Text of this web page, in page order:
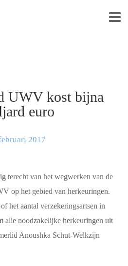
UWV kost bijna
euro
2017
terecht van het wegwerken van de
op het gebied van herkeuringen.
het aantal verzekeringsartsen in
alle noodzakelijke herkeuringen uit
Anoushka Schut-Welkzijn